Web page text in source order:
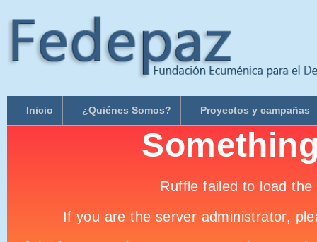
Inicio ¿Quiénes Somos? Proyectos y campañas